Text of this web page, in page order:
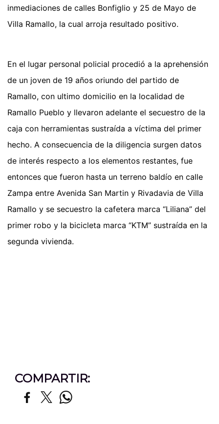
inmediaciones de calles Bonfiglio y 25 de Mayo de
Villa Ramallo, la cual arroja resultado positivo.
En el lugar personal policial procedió a la aprehensión
de un joven de 19 años oriundo del partido de
Ramallo, con ultimo domicilio en la localidad de
Ramallo Pueblo y llevaron adelante el secuestro de la
caja con herramientas sustraída a víctima del primer
hecho. A consecuencia de la diligencia surgen datos
de interés respecto a los elementos restantes, fue
entonces que fueron hasta un terreno baldío en calle
Zampa entre Avenida San Martin y Rivadavia de Villa
Ramallo y se secuestro la cafetera marca “Liliana” del
primer robo y la bicicleta marca “KTM” sustraída en la
segunda vivienda.
COMPARTIR: